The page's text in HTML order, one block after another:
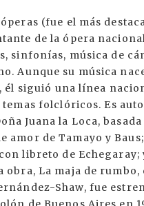
(fue el más
de la ópera
sinfonías, música de
Aunque su música
él siguió una línea
folclóricos. Es
Juana la Loca,
amor de Tamayo y
libreto de
obra, La maja de
Shaw, fue